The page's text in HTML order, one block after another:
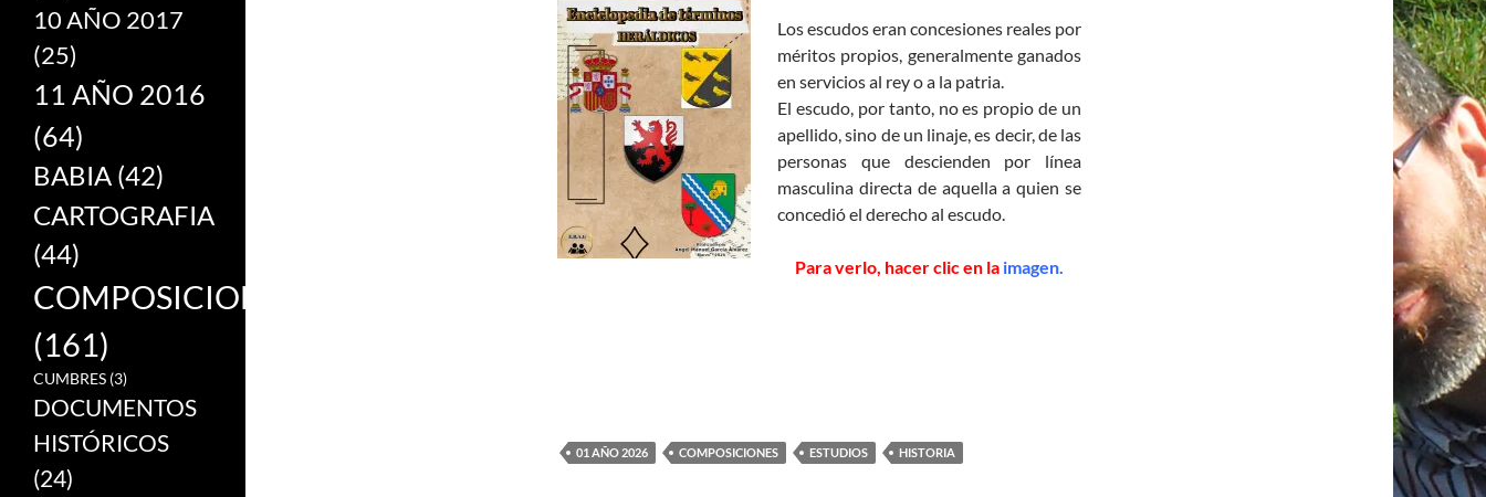
Los escudos eran concesiones reales por
méritos propios, generalmente ganados
en servicios al rey o a la patria.
El escudo, por tanto, no es propio de un
apellido, sino de un linaje, es decir, de las
personas que descienden por línea
masculina directa de aquella a quien se
concedió el derecho al escudo.
Para verlo, hacer clic en la imagen.
01 AÑO 2026 COMPOSICIONES ESTUDIOS HISTORIA
10 AÑO 2017
(25)
11 AÑO 2016
(64)
BABIA (42)
CARTOGRAFIA
(44)
COMPOSICIONES
(161)
CUMBRES (3)
DOCUMENTOS
HISTÓRICOS
(24)